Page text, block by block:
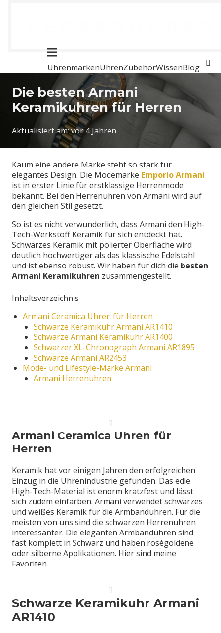
UhrenmarkenUhrenZubehörWissenBlog
Die besten Armani
Keramikuhren für Herren
Aktualisiert am:vor 4 Jahren
Kaum eine andere Marke steht so stark für
elegantes Design. Die Modemarke Emporio Armani
ist in erster Linie für erstklassige Herrenmode
bekannt. Bei den Herrenuhren von Armani wird auf
den gleichen Stil gesetzt.
So ist es nicht verwunderlich, dass Armani den High-
Tech-Werkstoff Keramik für sich entdeckt hat.
Schwarzes Keramik mit polierter Oberfläche wird
deutlich hochwertiger als das klassische Edelstahl
und ist ebenso robust. Wir haben für dich die besten
Armani Keramikuhren zusammengestellt.
Inhaltsverzeichnis
Armani Ceramica Uhren für Herren
Schwarze Keramikuhr Armani AR1410
Schwarze Armani Keramikuhr AR1400
Schwarzer XL-Chronograph Armani AR1895
Schwarze Armani AR2453
Mode- und Lifestyle-Marke Armani
Armani Herrenuhren
Armani Ceramica Uhren für
Herren
Keramik hat vor einigen Jahren den erfolgreichen
Einzug in die Uhrenindustrie gefunden. Das edle
High-Tech-Material ist enorm kratzfest und lässt
sich zudem einfärben. Armani verwendet schwarzes
und weißes Keramik für die Armbanduhren. Für die
meisten von uns sind die schwarzen Herrenuhren
interessanter. Die eleganten Armbanduhren sind
fast komplett in Schwarz und haben roségoldene
oder silberne Applikationen. Hier sind meine
Favoriten.
Schwarze Keramikuhr Armani
AR1410